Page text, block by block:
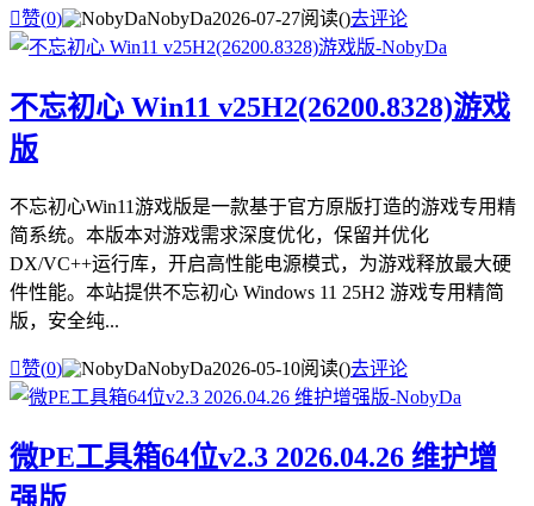
赞(0) NobyDa2026-07-27阅读()去评论
不忘初心 Win11 v25H2(26200.8328)游戏
版
不忘初心Win11游戏版是一款基于官方原版打造的游戏专用精
简系统。本版本对游戏需求深度优化，保留并优化
DX/VC++运行库，开启高性能电源模式，为游戏释放最大硬
件性能。本站提供不忘初心 Windows 11 25H2 游戏专用精简
版，安全纯...
赞(0) NobyDa2026-05-10阅读()去评论
微PE工具箱64位v2.3 2026.04.26 维护增
强版